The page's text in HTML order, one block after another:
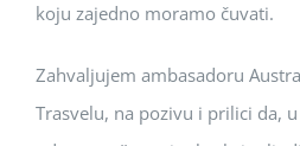
koju zajedno moramo čuvati.
Zahvaljujem ambasadoru
Trasvelu, na pozivu i prilici da,